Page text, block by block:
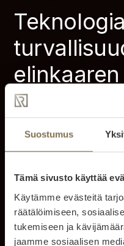
Suostumus
Tämä sivusto käyttää
Käytämme evästeitä
räätälöimiseen,
tukemiseen ja
jaamme sosiaalisen
Teknologia on Raloksen
ja LFP-kemia, jotka
vähentävät huoltoriskejä
lyhyellä aikavälillä, vaan
Rakenteet ja
Valitsemme valmistajia,